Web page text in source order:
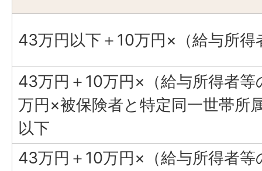
43万円以下＋10万円×（給与所得
43万円＋10万円×（給与所得者等
万円×被保険者と特定同一世帯所
以下
43万円＋10万円×（給与所得者